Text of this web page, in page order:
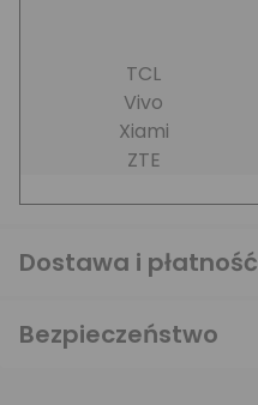
TCL
Vivo
Xiami
ZTE
Dostawa i płatność
Bezpieczeństwo